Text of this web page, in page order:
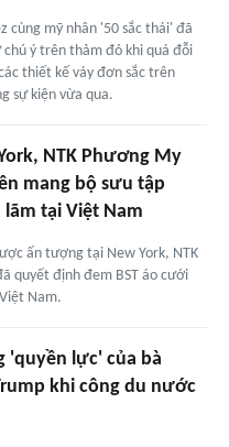
cùng mỹ nhân '50 sắc thái' đã
chú ý trên thảm đỏ khi quá đỗi
thiết kế váy đơn sắc trên
sự kiện vừa qua.
NTK Phương My
mang bộ sưu tập
tại Việt Nam
ấn tượng tại New York, NTK
quyết định đem BST áo cưới
Nam.
'quyền lực' của bà
khi công du nước